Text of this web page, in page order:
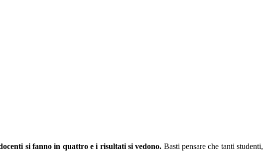
si fanno in quattro e i risultati si vedono. Basti pensare che tanti studenti,